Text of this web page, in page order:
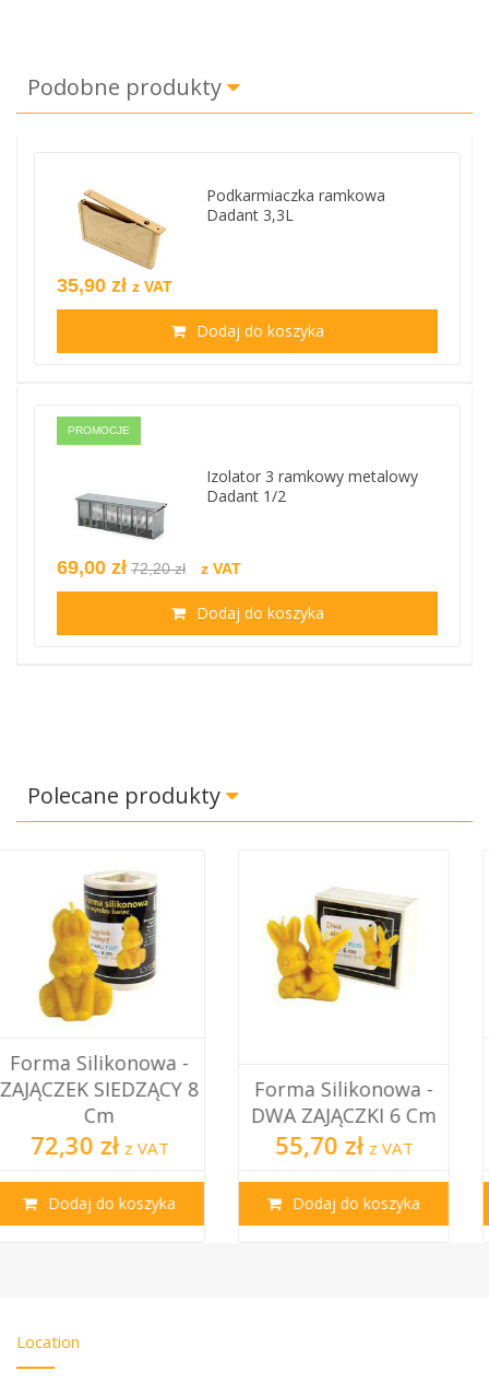
Podobne produkty
Podkarmiaczka ramkowa
Dadant 3,3L
35,90 zł z VAT
Dodaj do koszyka
PROMOCJE
Izolator 3 ramkowy metalowy
Dadant 1/2
69,00 zł 72,20 zł z VAT
Dodaj do koszyka
Polecane produkty
Forma Silikonowa -
DWA ZAJĄCZKI 6 Cm
55,70 zł z VAT
Dodaj do koszyka
Polipropylenowe Do
Miod...
15,00 zł z VAT
Dodaj do koszyka
Location